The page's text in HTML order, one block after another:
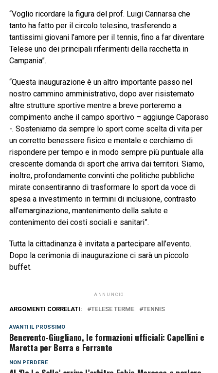
“Voglio ricordare la figura del prof. Luigi Cannarsa che
tanto ha fatto per il circolo telesino, trasferendo a
tantissimi giovani l’amore per il tennis, fino a far diventare
Telese uno dei principali riferimenti della racchetta in
Campania”.
“Questa inaugurazione è un altro importante passo nel
nostro cammino amministrativo, dopo aver risistemato
altre strutture sportive mentre a breve porteremo a
compimento anche il campo sportivo – aggiunge Caporaso
-. Sosteniamo da sempre lo sport come scelta di vita per
un corretto benessere fisico e mentale e cerchiamo di
rispondere per tempo e in modo sempre più puntuale alla
crescente domanda di sport che arriva dai territori. Siamo,
inoltre, profondamente convinti che politiche pubbliche
mirate consentiranno di trasformare lo sport da voce di
spesa a investimento in termini di inclusione, contrasto
all’emarginazione, mantenimento della salute e
contenimento dei costi sociali e sanitari”.
Tutta la cittadinanza è invitata a partecipare all’evento.
Dopo la cerimonia di inaugurazione ci sarà un piccolo
buffet.
ANNUNCIO
ARGOMENTI CORRELATI: TELESE TERME TENNIS
AVANTI IL ​​PROSSIMO
Benevento-Giugliano, le formazioni ufficiali: Capellini e
Marotta per Berra e Ferrante
NON PERDERE